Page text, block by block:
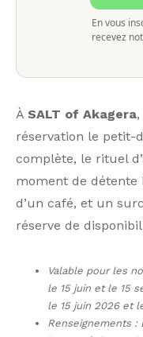
En vous
recevez
À SALT of Akagera
réservation le petit-
complète, le rituel
moment de détente
d’un café, et un
réserve de
Valable pour les
le 15 juin et le 15
le 15 juin 2026 et
Renseignements :